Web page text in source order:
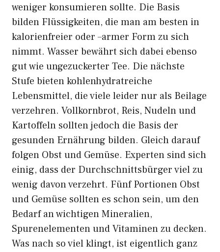
weniger konsumieren sollte. Die Basis
bilden Flüssigkeiten, die man am besten in
kalorienfreier oder –armer Form zu sich
nimmt. Wasser bewährt sich dabei ebenso
gut wie ungezuckerter Tee. Die nächste
Stufe bieten kohlenhydratreiche
Lebensmittel, die viele leider nur als Beilage
verzehren. Vollkornbrot, Reis, Nudeln und
Kartoffeln sollten jedoch die Basis der
gesunden Ernährung bilden. Gleich darauf
folgen Obst und Gemüse. Experten sind sich
einig, dass der Durchschnittsbürger viel zu
wenig davon verzehrt. Fünf Portionen Obst
und Gemüse sollten es schon sein, um den
Bedarf an wichtigen Mineralien,
Spurenelementen und Vitaminen zu decken.
Was nach so viel klingt, ist eigentlich ganz